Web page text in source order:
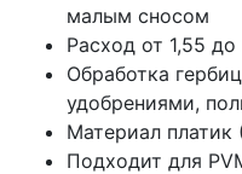
малым сносом
Расход от 1,55
Обработка
удобрениями,
Материал
Подходит для